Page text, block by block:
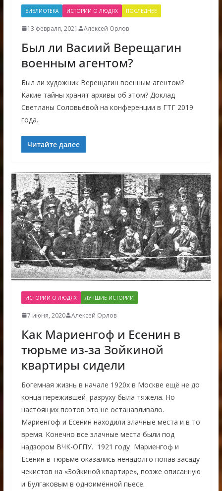
БИБЛИОТЕКА ИСТОРИИ О ЛЮДЯХ ПОСЛЕДНЕЕ
13 февраля, 2021 Алексей Орлов
Был ли Bасиий Верещагин
военным агентом?
Был ли художник Верещагин военным агентом?
Какие тайны хранят архивы об этом? Доклад
Светланы Соловьёвой на конференции в ГТГ 2019
года.
Читайте далее
ИСТОРИИ О ЛЮДЯХ ЛУЧШИЕ ИСТОРИИ
7 июня, 2020 Алексей Орлов
Как Мариенгоф и Есенин в
тюрьме из-за Зойкиной
квартиры сидели
Богемная жизнь в начале 1920х в Москве ещё не до
конца пережившей разруху была тяжела. Но
настоящих поэтов это не останавливало.
Мариенгоф и Есенин находили злачные места и в то
время. Конечно все злачные места были под
надзором ВЧК-ОГПУ. 1921 году Мариенгоф и
Есенин в тюрьме оказались ненадолго попав засаду
чекистов на «Зойкиной квартире», позже описанную
и Булгаковым в одноимённой пьесе.